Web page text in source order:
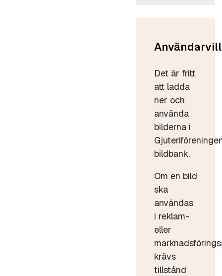
Det är fritt
att ladda
ner och
använda
bilderna i
bildbank.
Om en bild
ska
användas
i reklam-
eller
krävs
tillstånd